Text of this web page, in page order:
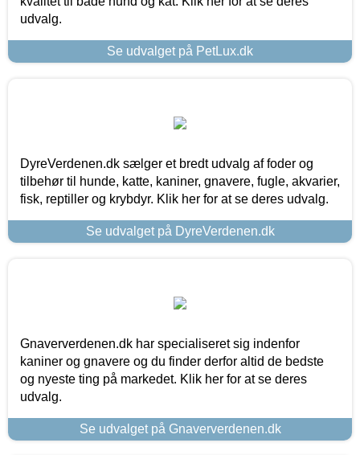
udvalg.
Se udvalget på PetLux.dk
DyreVerdenen.dk sælger et bredt udvalg af foder og
tilbehør til hunde, katte, kaniner, gnavere, fugle, akvarier,
fisk, reptiller og krybdyr. Klik her for at se deres udvalg.
Se udvalget på DyreVerdenen.dk
Gnaververdenen.dk har specialiseret sig indenfor
kaniner og gnavere og du finder derfor altid de bedste
og nyeste ting på markedet. Klik her for at se deres
udvalg.
Se udvalget på Gnaververdenen.dk